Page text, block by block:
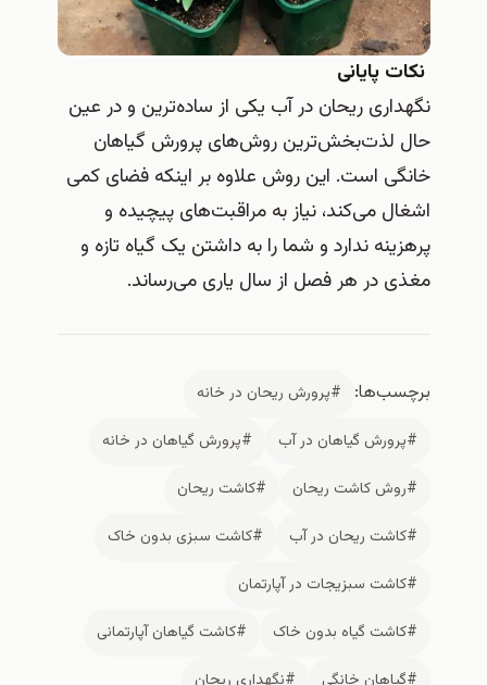
نکات پایانی
نگهداری ریحان در آب یکی از ساده‌ترین و در عین
حال لذت‌بخش‌ترین روش‌های پرورش گیاهان
خانگی است. این روش علاوه بر اینکه فضای کمی
اشغال می‌کند، نیاز به مراقبت‌های پیچیده و
پرهزینه ندارد و شما را به داشتن یک گیاه تازه و
مغذی در هر فصل از سال یاری می‌رساند.
برچسب‌ها:
#پرورش ریحان در خانه
#پرورش گیاهان در آب
#پرورش گیاهان در خانه
#روش کاشت ریحان
#کاشت ریحان
#کاشت ریحان در آب
#کاشت سبزی بدون خاک
#کاشت سبزیجات در آپارتمان
#کاشت گیاه بدون خاک
#کاشت گیاهان آپارتمانی